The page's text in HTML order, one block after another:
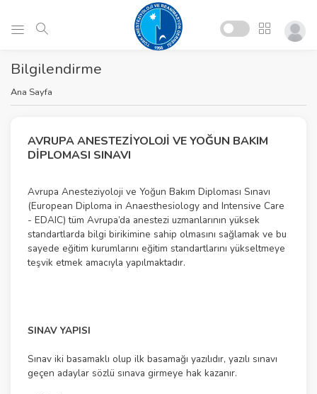
Bilgilendirme
Ana Sayfa
AVRUPA ANESTEZIYOLOJI VE YOĞUN BAKIM
DIPLOMASI SINAVI
Avrupa Anesteziyoloji ve Yoğun Bakım Diploması Sınavı
(European Diploma in Anaesthesiology and Intensive Care
- EDAIC) tüm Avrupa’da anestezi uzmanlarının yüksek
standartlarda bilgi birikimine sahip olmasını sağlamak ve bu
sayede eğitim kurumlarını eğitim standartlarını yükseltmeye
teşvik etmek amacıyla yapılmaktadır.
SINAV YAPISI
Sınav iki basamaklı olup ilk basamağı yazılıdır, yazılı sınavı
geçen adaylar sözlü sınava girmeye hak kazanır.